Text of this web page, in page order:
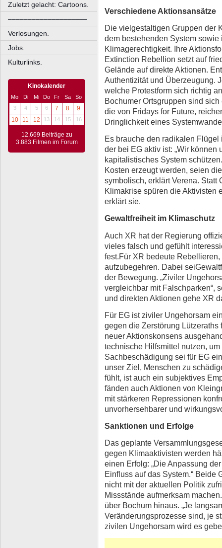
Zuletzt gelacht: Cartoons.
––––––––––––––––––––
Verlosungen.
Jobs.
Kulturlinks.
Kinokalender
Mo Di Mi Do Fr Sa
So
3
4 5 6 7 8
9
10
11 12 13 14 15 16
12.669 Beiträge zu
3.883 Filmen im Forum
Verschiedene Aktionsansätze
Die vielgestaltigen Gruppen der
dem bestehenden System
Klimagerechtigkeit. Ihre
Extinction Rebellion setzt auf
Gelände auf direkte Aktionen.
Authentizität und Überzeugung.
welche Protestform sich richtig
Bochumer Ortsgruppen sind
die von Fridays for Future,
Dringlichkeit eines
Es brauche den radikalen
der bei EG aktiv ist: „Wir
kapitalistisches System
Kosten erzeugt werden, seien
symbolisch, erklärt Verena. Statt
Klimakrise spüren die Aktivisten
erklärt sie.
Gewaltfreiheit im Klimaschutz
Auch XR hat der Regierung
vieles falsch und gefühlt
fest.Für XR bedeute
aufzubegehren. Dabei
der Bewegung. „Ziviler
vergleichbar mit Falschparken“,
und direkten Aktionen gehe XR
Für EG ist ziviler Ungehorsam
gegen die Zerstörung
neuer Aktionskonsens
technische Hilfsmittel nutzen,
Sachbeschädigung sei für EG
unser Ziel, Menschen zu
fühlt, ist auch ein subjektives
fänden auch Aktionen von
mit stärkeren Repressionen
unvorhersehbarer und
Sanktionen und Erfolge
Das geplante
gegen Klimaaktivisten werden
einen Erfolg: „Die Anpassung
Einfluss auf das System.“ Beide
nicht mit der aktuellen Politik
Missstände aufmerksam
über Bochum hinaus. „Je
Veränderungsprozesse sind, je
zivilen Ungehorsam wird es